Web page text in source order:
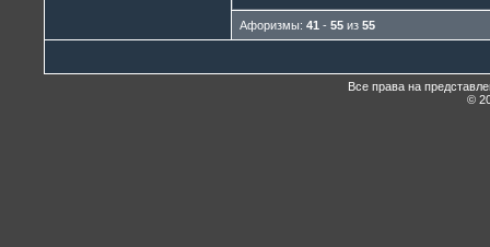
Афоризмы: 41 - 55 из 55
Все права на
©